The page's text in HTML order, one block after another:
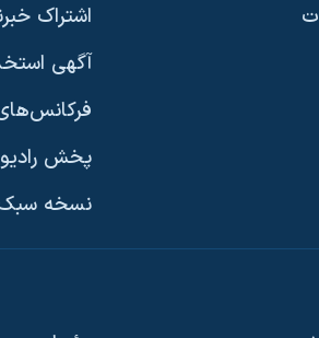
اشتراک
آگهی
پخش
نسخه